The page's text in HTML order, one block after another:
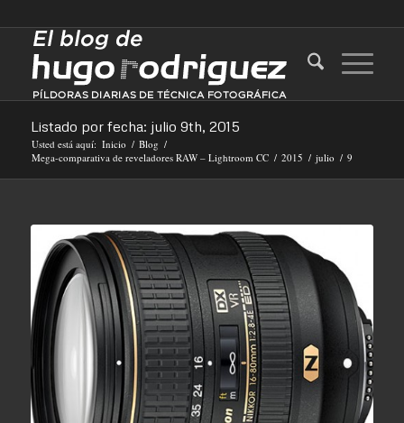
Listado por fecha: julio 9th, 2015
Usted está aquí: Inicio / Blog /
Mega-comparativa de reveladores RAW – Lightroom CC / 2015 / julio / 9